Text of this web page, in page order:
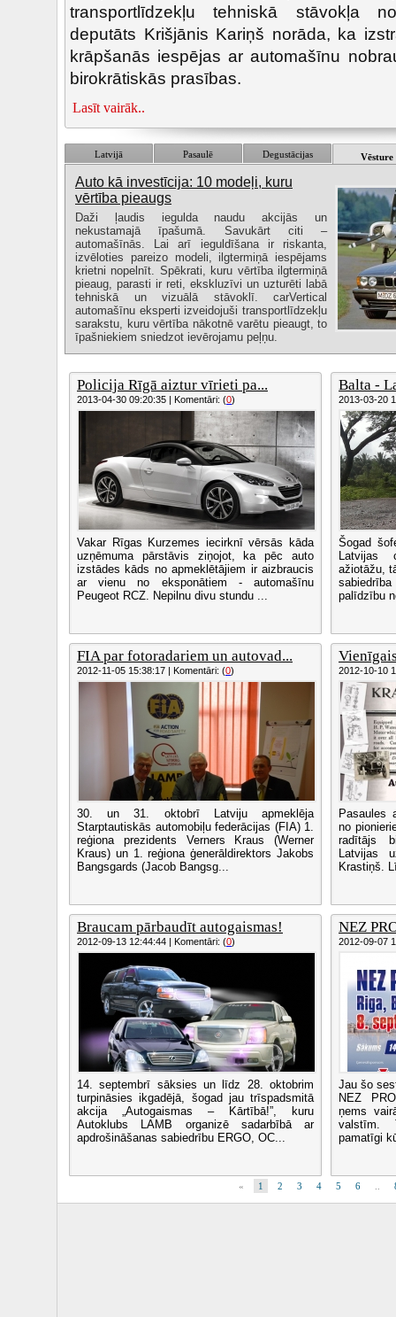
transportlīdzekļu tehniskā stāvokļa
deputāts Krišjānis Kariņš norāda, ka
krāpšanās iespējas ar automašīnu
birokrātiskās prasības.
Lasīt vairāk..
Latvijā Pasaulē Degustācijas Vēsture
Auto kā investīcija: 10 modeļi, kuru
vērtība pieaugs
Daži ļaudis iegulda naudu akcijās un
nekustamajā īpašumā. Savukārt citi –
automašīnās. Lai arī ieguldīšana ir riskanta,
izvēloties pareizo modeli, ilgtermiņā iespējams
krietni nopelnīt. Spēkrati, kuru vērtība ilgtermiņā
pieaug, parasti ir reti, ekskluzīvi un uzturēti labā
tehniskā un vizuālā stāvoklī. carVertical
automašīnu eksperti izveidojuši transportlīdzekļu
sarakstu, kuru vērtība nākotnē varētu pieaugt, to
īpašniekiem sniedzot ievērojamu peļņu.
Policija Rīgā aiztur vīrieti pa...
2013-04-30 09:20:35 | Komentāri: (0)
Vakar Rīgas Kurzemes iecirknī vērsās kāda
uzņēmuma pārstāvis ziņojot, ka pēc auto
izstādes kāds no apmeklētājiem ir aizbraucis
ar vienu no eksponātiem - automašīnu
Peugeot RCZ. Nepilnu divu stundu ...
Balta -
2013-03-20
Šogad
Latvijas
ažiotāžu,
palīdzību
FIA par fotoradariem un autovad...
2012-11-05 15:38:17 | Komentāri: (0)
30. un 31. oktobrī Latviju apmeklēja
Starptautiskās automobiļu federācijas (FIA) 1.
reģiona prezidents Verners Kraus (Werner
Kraus) un 1. reģiona ģenerāldirektors Jakobs
Bangsgards (Jacob Bangsg...
2012-10-10
Pasaules
no
radītājs
Latvijas
Krastiņš.
Braucam pārbaudīt autogaismas!
2012-09-13 12:44:44 | Komentāri: (0)
14. septembrī sāksies un līdz 28. oktobrim
turpināsies ikgadējā, šogad jau trīspadsmitā
akcija „Autogaismas – Kārtībā!”, kuru
Autoklubs LAMB organizē sadarbībā ar
apdrošināšanas sabiedrību ERGO, OC...
NEZ
2012-09-07
Jau šo
NEZ
ņems
valstīm.
pamatīgi
« 1 2 3 4 5 6